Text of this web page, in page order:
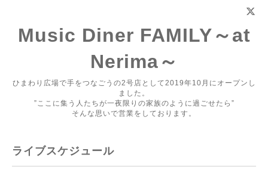
Music Diner FAMILY～at
Nerima～
ひまわり広場で手をつなごうの2号店として2019年10月にオープンし
ました。
”ここに集う人たちが一夜限りの家族のように過ごせたら”
そんな思いで営業をしております。
ライブスケジュール